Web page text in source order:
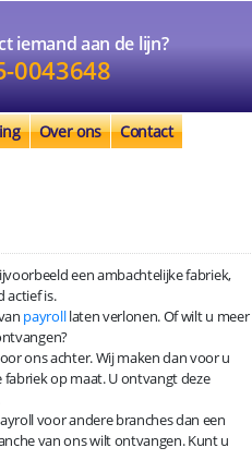
iemand aan de lijn?
0043648
Over ons Contact
een ambachtelijke fabriek,
actief is.
payrolllaten verlonen. Of wilt u meer
ons achter. Wij maken dan voor u
op maat. U ontvangt deze
voor andere branches dan een
van ons wilt ontvangen. Kunt u